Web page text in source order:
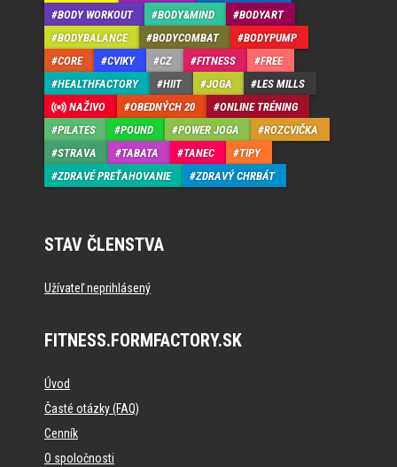
BODY WORKOUT
BODY&MIND
BODYART
BODYBALANCE
BODYCOMBAT
BODYPUMP
CORE
CVIKY CZ FITNESS
FREE
HEALTHFACTORY
HIIT JOGA
LES MILLS
NAŽIVO
OBEDNÝCH 20
ONLINE TRÉNING
PILATES
POUND POWER JOGA
ROZCVIČKA
STRAVA
TABATA TANEC
TIPY
ZDRAVÉ PREŤAHOVANIE
ZDRAVÝ CHRBÁT
STAV ČLENSTVA
Užívateľ neprihlásený
FITNESS.FORMFACTORY.SK
Úvod
Časté otázky (FAQ)
Cenník
O spoločnosti